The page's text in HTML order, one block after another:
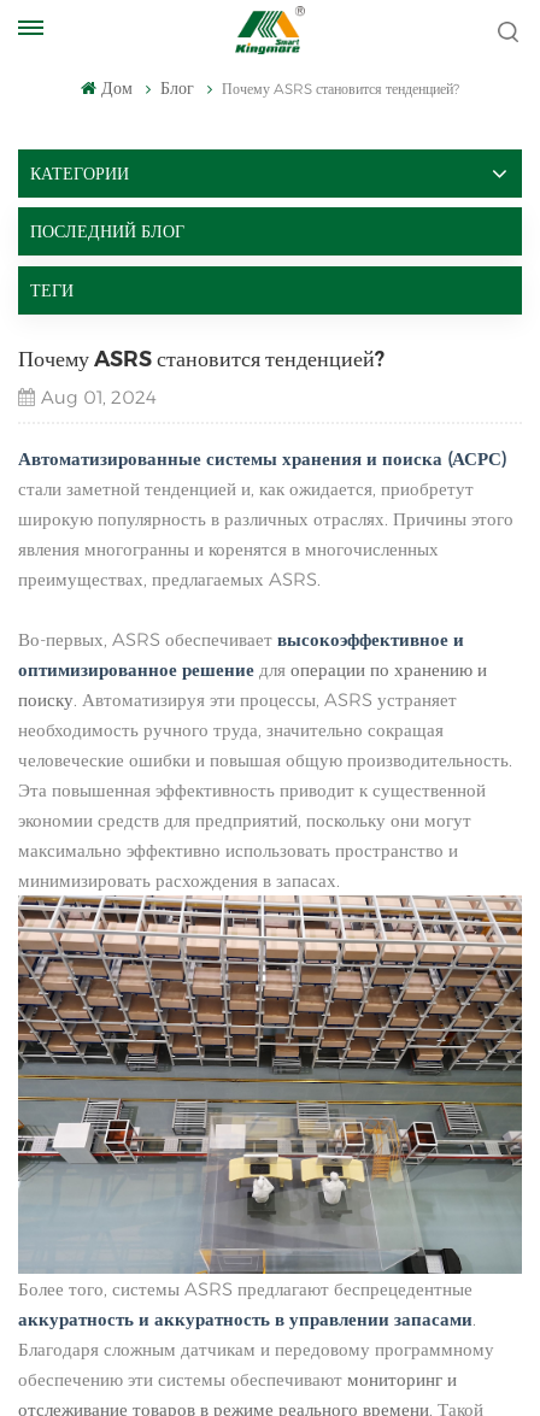
Дом Блог Почему ASRS становится тенденцией?
КАТЕГОРИИ
ПОСЛЕДНИЙ БЛОГ
ТЕГИ
Почему ASRS становится тенденцией?
Aug 01, 2024
Автоматизированные системы хранения и поиска (АСРС)
стали заметной тенденцией и, как ожидается, приобретут
широкую популярность в различных отраслях. Причины этого
явления многогранны и коренятся в многочисленных
преимуществах, предлагаемых ASRS.
Во-первых, ASRS обеспечивает высокоэффективное и
оптимизированное решение для операции по хранению и
поиску. Автоматизируя эти процессы, ASRS устраняет
необходимость ручного труда, значительно сокращая
человеческие ошибки и повышая общую производительность.
Эта повышенная эффективность приводит к существенной
экономии средств для предприятий, поскольку они могут
максимально эффективно использовать пространство и
минимизировать расхождения в запасах.
Более того, системы ASRS предлагают беспрецедентные
аккуратность и аккуратность в управлении запасами
Благодаря сложным датчикам и передовому программному
обеспечению эти системы обеспечивают мониторинг и
отслеживание товаров в режиме реального времени . Такой